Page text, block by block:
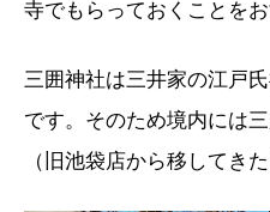
寺でもらっておくことをお
三囲神社は三井家の江戸
です。そのため境内には
（旧池袋店から移してきた